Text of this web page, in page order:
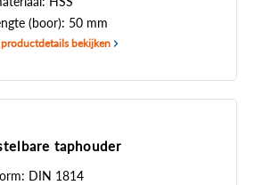
(boor): 50 mm
bekijken
taphouder
DIN 1814